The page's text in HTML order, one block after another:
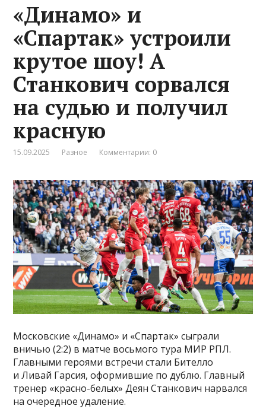
«Динамо» и
«Спартак» устроили
крутое шоу! А
Станкович сорвался
на судью и получил
красную
15.09.2025 Разное Комментарии: 0
Московские «Динамо» и «Спартак» сыграли
вничью (2:2) в матче восьмого тура МИР РПЛ.
Главными героями встречи стали Бителло
и Ливай Гарсия, оформившие по дублю. Главный
тренер «красно-белых» Деян Станкович нарвался
на очередное удаление.